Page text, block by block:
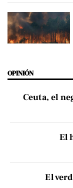
OPINIÓN
Ceuta, el
El
El